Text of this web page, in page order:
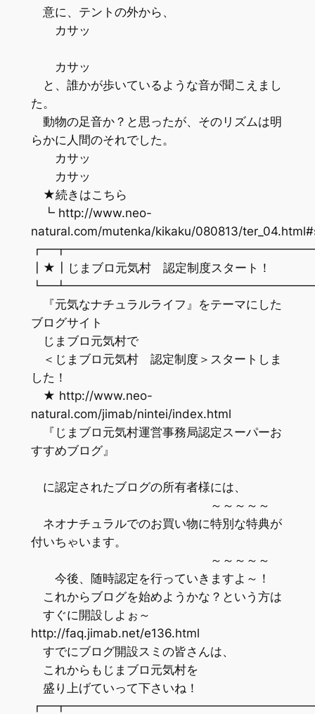
意に、テントの外から、
カサッ
カサッ
と、誰かが歩いているような音が聞こえまし
た。
動物の足音か？と思ったが、そのリズムは明
らかに人間のそれでした。
カサッ
カサッ
★続きはこちら
┗ http://www.neo-
natural.com/mutenka/kikaku/080813/
┃★┃じまブロ元気村 認定制度スタート！
『元気なナチュラルライフ』をテーマにした
ブログサイト
じまブロ元気村で
＜じまブロ元気村 認定制度＞スタートしま
した！
★ http://www.neo-
natural.com/jimab/nintei/index.html
『じまブロ元気村運営事務局認定スーパーお
すすめブログ』
に認定されたブログの所有者様には、
～～～～～
ネオナチュラルでのお買い物に特別な特典が
付いちゃいます。
～～～～～
今後、随時認定を行っていきますよ～！
これからブログを始めようかな？という方は
すぐに開設しよぉ～
http://faq.jimab.net/e136.html
すでにブログ開設スミの皆さんは、
これからもじまブロ元気村を
盛り上げていって下さいね！